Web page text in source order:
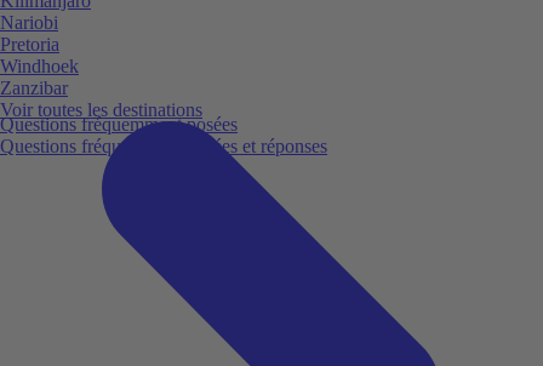
Questions fréquemment posées
Questions fréquemment posées et réponses
Nariobi
Pretoria
Windhoek
Zanzibar
Voir toutes les destinations